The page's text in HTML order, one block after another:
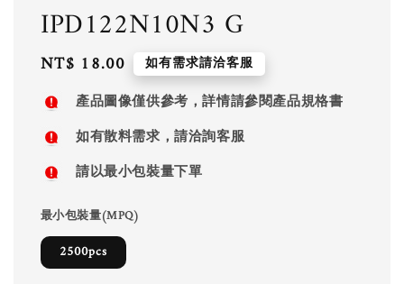
IPD122N10N3 G
Regular
price
NT$ 18.00 如有需求請洽客服
產品圖像僅供參考，詳情請參閱產品規格書
如有散料需求，請洽詢客服
請以最小包裝量下單
最小包裝量(MPQ)
2500pcs